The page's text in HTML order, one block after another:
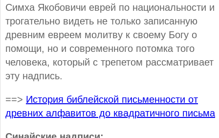
Симха Якобовичи еврей по национальности и
трогательно видеть не только записанную
древним евреем молитву к своему Богу о
помощи, но и современного потомка того
человека, который с трепетом рассматривает
эту надпись.
==> История библейской письменности от
древних алфавитов до квадратичного письма